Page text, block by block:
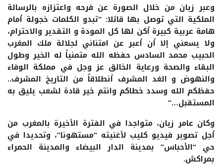
وعبر زيان من خلال الصورة عن فرحه واعتزازه بالرسالة
الملكية التي توصل بها قائلا: “تبدو الكلمات خجولة أمام
هامة عربية كبيرة أكن لها كل المودة و التقدير والاحترام،
ولا يسعني إلا أن أعبر عن امتناني لجلالة ملك المغرب
الحبيب محمد السادس حفظه الله متمنياً له الخير وطول
البقاء والصحة ورعاية الخالق عز وجل في مملكة الوفاء
والنهوض و الغد المشرف أنطلاقاً من التاريخ المشرف..
حفظكم الله وسدد خطاكم وانتم خير قادة لشعب يليق به
المستقبل…”
وكان عامر زيان، متواجدا في الفترة الأخيرة بالمغرب من
أجل تصوير فيديو كليب لأغنيته “مستهونا”، وتحديدا في
حي “الأحباس” بمدينة الدار البيضاء والمدينة الحمراء
بمراكش.